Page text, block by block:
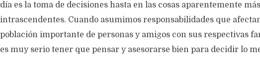
día es la toma de decisiones hasta en las cosas aparentemente más
intrascendentes. Cuando asumimos responsabilidades que
población importante de personas y amigos con sus respectivas
es muy serio tener que pensar y asesorarse bien para decidir lo